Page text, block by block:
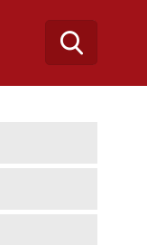
Buscar
no
blog